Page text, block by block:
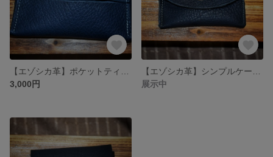
3,000円
展示中